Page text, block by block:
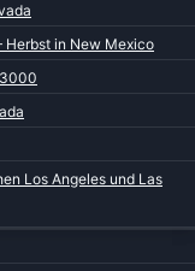
Herbst in New Mexico
Los Angeles und Las